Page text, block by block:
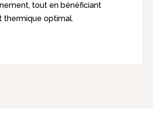
tout en bénéficiant
thermique optimal.